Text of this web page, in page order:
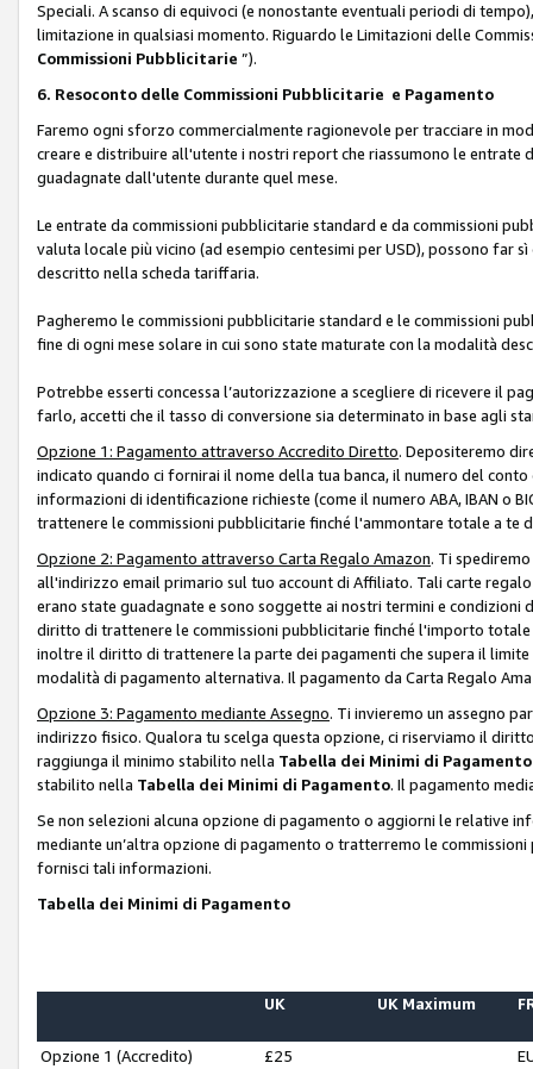
Speciali. A scanso di equivoci (e nonostante eventuali periodi di
limitazione in qualsiasi momento. Riguardo le Limitazioni delle
Commissioni Pubblicitarie ”).
6. Resoconto delle Commissioni Pubblicitarie e Pagamento
Faremo ogni sforzo commercialmente ragionevole per tracciare in
creare e distribuire all'utente i nostri report che riassumono le
guadagnate dall'utente durante quel mese.
Le entrate da commissioni pubblicitarie standard e da commissioni
valuta locale più vicino (ad esempio centesimi per USD), possono far
descritto nella scheda tariffaria.
Pagheremo le commissioni pubblicitarie standard e le commissioni
fine di ogni mese solare in cui sono state maturate con la modalità
Potrebbe esserti concessa l’autorizzazione a scegliere di ricevere il
farlo, accetti che il tasso di conversione sia determinato in base agli
Opzione 1: Pagamento attraverso Accredito Diretto. Depositeremo
indicato quando ci fornirai il nome della tua banca, il numero del
informazioni di identificazione richieste (come il numero ABA, IBAN o
trattenere le commissioni pubblicitarie finché l'ammontare totale a
Opzione 2: Pagamento attraverso Carta Regalo Amazon. Ti
all'indirizzo email primario sul tuo account di Affiliato. Tali carte
erano state guadagnate e sono soggette ai nostri termini e
diritto di trattenere le commissioni pubblicitarie finché l'importo
inoltre il diritto di trattenere la parte dei pagamenti che supera il
modalità di pagamento alternativa. Il pagamento da Carta Regalo
Opzione 3: Pagamento mediante Assegno. Ti invieremo un assegno
indirizzo fisico. Qualora tu scelga questa opzione, ci riserviamo il
raggiunga il minimo stabilito nella Tabella dei Minimi di Pagamento
stabilito nella Tabella dei Minimi di Pagamento. Il pagamento
Se non selezioni alcuna opzione di pagamento o aggiorni le relative
mediante un’altra opzione di pagamento o tratterremo le
fornisci tali informazioni.
Tabella dei Minimi di Pagamento
UK UK Maximum
Opzione 1 (Accredito) £25